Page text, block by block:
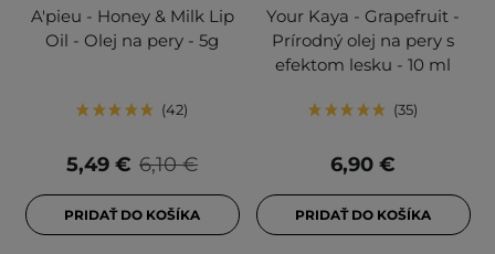
A'pieu - Honey & Milk Lip
Oil - Olej na pery - 5g
42
6,10 €
5,49 €
PRIDAŤ DO KOŠÍKA
Your Kaya - Grapefruit -
Prírodný olej na pery s
efektom lesku - 10 ml
35
6,90 €
PRIDAŤ DO KOŠÍKA